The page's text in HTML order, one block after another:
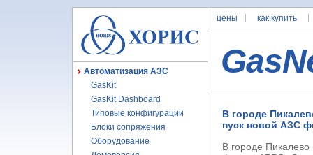
Автоматизация АЗС
GasKit
GasKit Dashboard
Типовые конфигурации
Блоки сопряжения
Оборудование
цены как купить
В городе
пуск новой АЗС
В городе Пикалево